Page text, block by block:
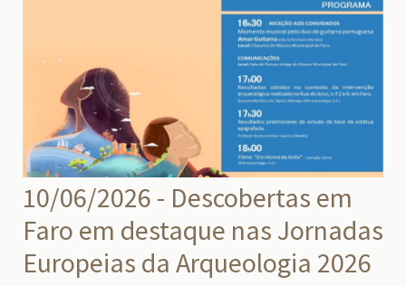
10/06/2026 - Descobertas em
Faro em destaque nas Jornadas
Europeias da Arqueologia 2026